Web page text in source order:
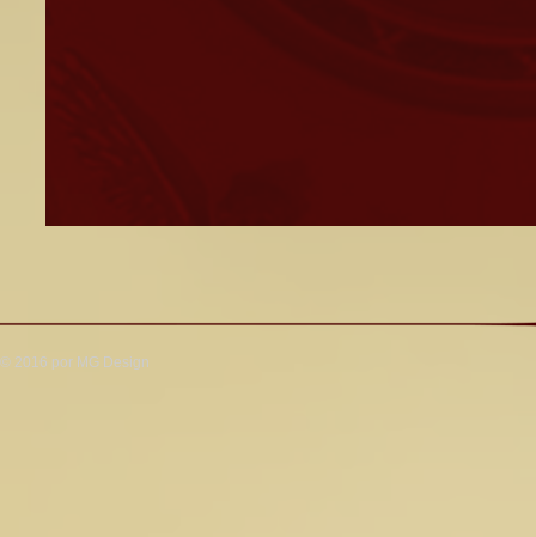
© 2016 por MG Design